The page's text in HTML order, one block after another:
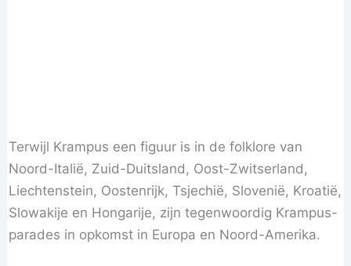
Terwijl Krampus een figuur is in de folklore van
Noord-Italië, Zuid-Duitsland, Oost-Zwitserland,
Liechtenstein, Oostenrijk, Tsjechië, Slovenië, Kroatië,
Slowakije en Hongarije, zijn tegenwoordig Krampus-
parades in opkomst in Europa en Noord-Amerika.